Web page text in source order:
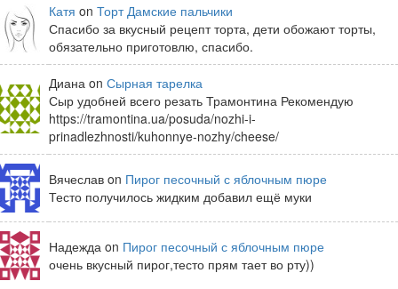
Катя on Торт Дамские пальчики
Спасибо за вкусный рецепт торта, дети обожают торты,
обязательно приготовлю, спасибо.
Диана on Сырная тарелка
Сыр удобней всего резать Трамонтина Рекомендую
https://tramontina.ua/posuda/nozhi-i-
prinadlezhnosti/kuhonnye-nozhy/cheese/
Вячеслав on Пирог песочный с яблочным пюре
Тесто получилось жидким добавил ещё муки
Надежда on Пирог песочный с яблочным пюре
очень вкусный пирог,тесто прям тает во рту))